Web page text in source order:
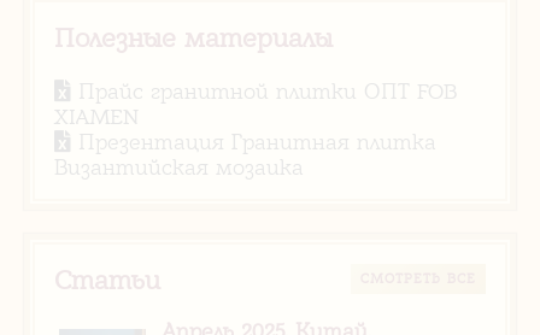
Полезные материалы
Прайс гранитной плитки ОПТ FOB
XIAMEN
Презентация Гранитная плитка
Византийская мозаика
Статьи